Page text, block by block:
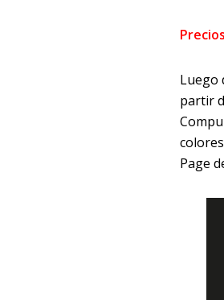
Luego
partir
Page